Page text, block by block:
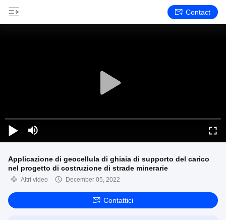
Contact
Applicazione di geocellula di ghiaia di supporto del carico
nel progetto di costruzione di strade minerarie
Altri video December 05, 2022
Contattici